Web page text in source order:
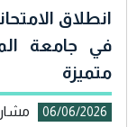
انطلاق
في جامعة
متميزة
06/06/2026